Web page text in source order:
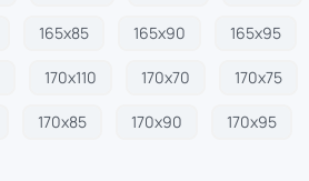
165х85 165х90 165х95
170х110 170х70 170х75
170х85 170х90 170х95